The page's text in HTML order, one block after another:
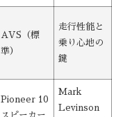
AVS（標
準）
走行性能と
乗り心地の
鍵
Pioneer 10
Mark
Levinson